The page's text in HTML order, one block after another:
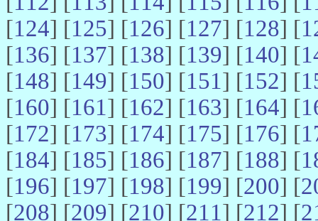
[124] [125] [126] [127] [128] [
[136] [137] [138] [139] [140] [
[148] [149] [150] [151] [152] [
[160] [161] [162] [163] [164] [
[172] [173] [174] [175] [176] [
[184] [185] [186] [187] [188] [
[196] [197] [198] [199] [200] [
[208] [209] [210] [211] [212] [